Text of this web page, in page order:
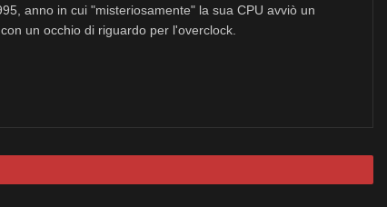
anno in cui "misteriosamente" la sua CPU avviò un
un occhio di riguardo per l'overclock.